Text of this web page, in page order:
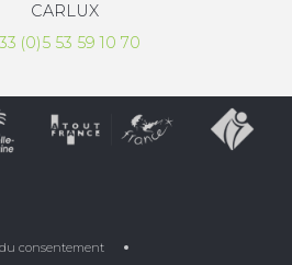
CARLUX
(0)5 53 59 10 70
consentement